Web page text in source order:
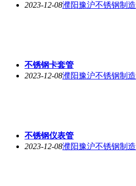
2023-12-08濮阳豫沪不锈钢制造
不锈钢卡套管
2023-12-08濮阳豫沪不锈钢制造
不锈钢仪表管
2023-12-08濮阳豫沪不锈钢制造